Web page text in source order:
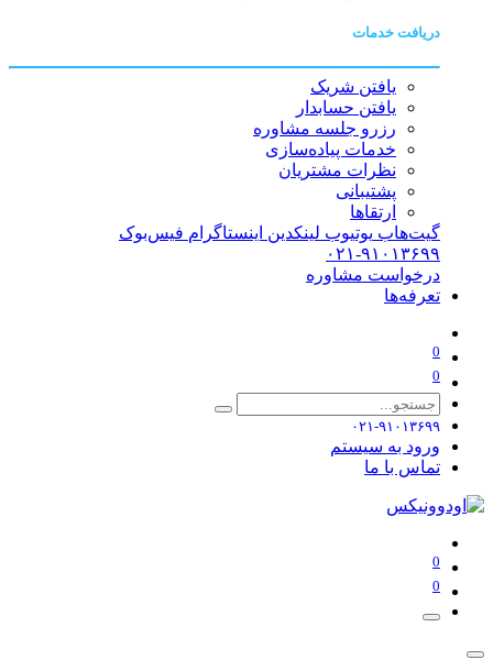
دریافت خدمات
یافتن شریک
یافتن حسابدار
رزرو جلسه مشاوره
خدمات پیاده‌سازی
نظرات مشتریان
پشتیبانی
ارتقاها
گیت‌هاب یوتیوب لینکدین اینستاگرام فیس‌بوک
۰۲۱-۹۱۰۱۳۶۹۹
درخواست مشاوره
تعرفه‌ها
0
0
۰۲۱-۹۱۰۱۳۶۹۹
ورود به سیستم
تماس با ما
0
0